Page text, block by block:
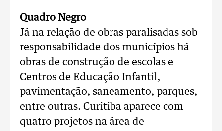
Quadro Negro
Já na relação de obras paralisadas sob
responsabilidade dos municípios há
obras de construção de escolas e
Centros de Educação Infantil,
pavimentação, saneamento, parques,
entre outras. Curitiba aparece com
quatro projetos na área de